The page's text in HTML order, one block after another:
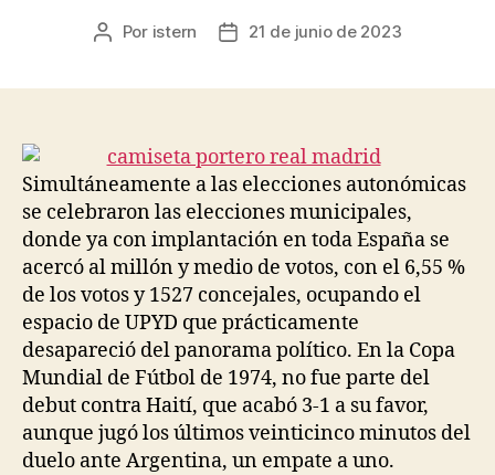
Autor
Por istern
Fecha21 de junio de 2023
Simultáneamente a las elecciones autonómicas
se celebraron las elecciones municipales,
donde ya con implantación en toda España se
acercó al millón y medio de votos, con el 6,55 %
de los votos y 1527 concejales, ocupando el
espacio de UPYD que prácticamente
desapareció del panorama político. En la Copa
Mundial de Fútbol de 1974, no fue parte del
debut contra Haití, que acabó 3-1 a su favor,
aunque jugó los últimos veinticinco minutos del
duelo ante Argentina, un empate a uno.